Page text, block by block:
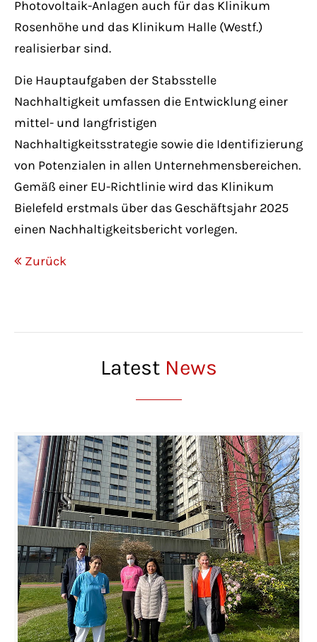
Photovoltaik-Anlagen auch für das Klinikum
Rosenhöhe und das Klinikum Halle (Westf.)
realisierbar sind.
Die Hauptaufgaben der Stabsstelle
Nachhaltigkeit umfassen die Entwicklung einer
mittel- und langfristigen
Nachhaltigkeitsstrategie sowie die Identifizierung
von Potenzialen in allen Unternehmensbereichen.
Gemäß einer EU-Richtlinie wird das Klinikum
Bielefeld erstmals über das Geschäftsjahr 2025
einen Nachhaltigkeitsbericht vorlegen.
Zurück
Latest News